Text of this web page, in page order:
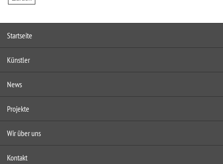
Startseite
Künstler
News
Projekte
Wir über uns
Kontakt